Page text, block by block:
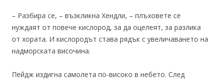
– Разбира се, – възкликна Хендли, – плъховете се
нуждаят от повече кислород, за да оцелеят, за разлика
от хората. И кислородът става рядък с увеличаването на
надморската височина.
Пейдж издигна самолета по-високо в небето. След